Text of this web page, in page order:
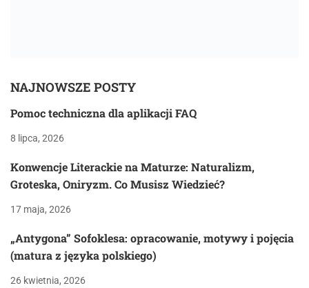
NAJNOWSZE POSTY
Pomoc techniczna dla aplikacji FAQ
8 lipca, 2026
Konwencje Literackie na Maturze: Naturalizm,
Groteska, Oniryzm. Co Musisz Wiedzieć?
17 maja, 2026
„Antygona” Sofoklesa: opracowanie, motywy i pojęcia
(matura z języka polskiego)
26 kwietnia, 2026